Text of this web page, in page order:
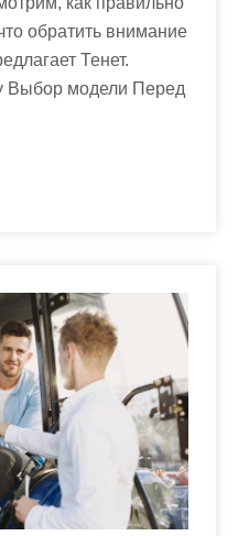
обратить внимание
Тенет.
Выбор модели Перед